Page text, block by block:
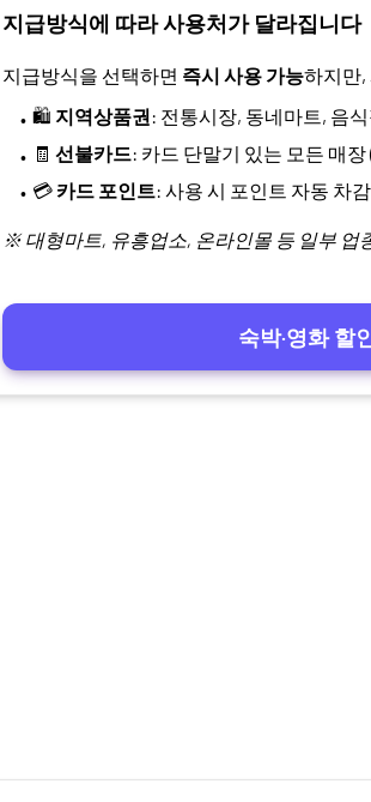
지급방식에 따라 사용처가 달라집니다
지급방식을 선택하면 즉시 사용 가능하지만,
🛍 지역상품권: 전통시장, 동네마트, 음
🧾 선불카드 : 카드 단말기 있는 모든 매
💳 카드 포인트 : 사용 시 포인트 자동 차
※ 대형마트, 유흥업소, 온라인몰 등 일부 업
숙박·영화 할